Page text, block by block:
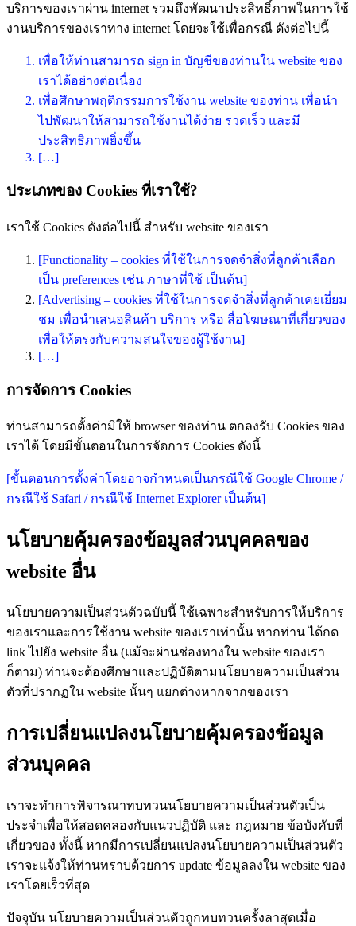
บริการของเราผ่าน internet รวมถึงพัฒนาประสิทธิ์ภาพในการใช้
งานบริการของเราทาง internet โดยจะใช้เพื่อกรณี ดังต่อไปนี้
เพื่อให้ท่านสามารถ sign in บัญชีของท่านใน website ของ
เราได้อย่างต่อเนื่อง
เพื่อศึกษาพฤติกรรมการใช้งาน website ของท่าน เพื่อนำ
ไปพัฒนาให้สามารถใช้งานได้ง่าย รวดเร็ว และมี
ประสิทธิภาพยิ่งขึ้น
[…]
ประเภทของ Cookies ที่เราใช้?
เราใช้ Cookies ดังต่อไปนี้ สำหรับ website ของเรา
[Functionality – cookies ที่ใช้ในการจดจำสิ่งที่ลูกค้าเลือก
เป็น preferences เช่น ภาษาที่ใช้ เป็นต้น]
[Advertising – cookies ที่ใช้ในการจดจำสิ่งที่ลูกค้าเคยเยี่ยม
ชม เพื่อนำเสนอสินค้า บริการ หรือ สื่อโฆษณาที่เกี่ยวของ
เพื่อให้ตรงกับความสนใจของผู้ใช้งาน]
[…]
การจัดการ Cookies
ท่านสามารถตั้งค่ามิให้ browser ของท่าน ตกลงรับ Cookies ของ
เราได้ โดยมีขั้นตอนในการจัดการ Cookies ดังนี้
[ขั้นตอนการตั้งค่าโดยอาจกำหนดเป็นกรณีใช้ Google Chrome /
กรณีใช้ Safari / กรณีใช้ Internet Explorer เป็นต้น]
นโยบายคุ้มครองข้อมูลส่วนบุคคลของ
website อื่น
นโยบายความเป็นส่วนตัวฉบับนี้ ใช้เฉพาะสำหรับการให้บริการ
ของเราและการใช้งาน website ของเราเท่านั้น หากท่าน ได้กด
link ไปยัง website อื่น (แม้จะผ่านช่องทางใน website ของเรา
ก็ตาม) ท่านจะต้องศึกษาและปฏิบัติตามนโยบายความเป็นส่วน
ตัวที่ปรากฏใน website นั้นๆ แยกต่างหากจากของเรา
การเปลี่ยนแปลงนโยบายคุ้มครองข้อมูล
ส่วนบุคคล
เราจะทำการพิจารณาทบทวนนโยบายความเป็นส่วนตัวเป็น
ประจำเพื่อให้สอดคลองกับแนวปฏิบัติ และ กฎหมาย ข้อบังคับที่
เกี่ยวของ ทั้งนี้ หากมีการเปลี่ยนแปลงนโยบายความเป็นส่วนตัว
เราจะแจ้งให้ท่านทราบด้วยการ update ข้อมูลลงใน website ของ
เราโดยเร็วที่สุด
ปัจจุบัน นโยบายความเป็นส่วนตัวถูกทบทวนครั้งลาสุดเมื่อ